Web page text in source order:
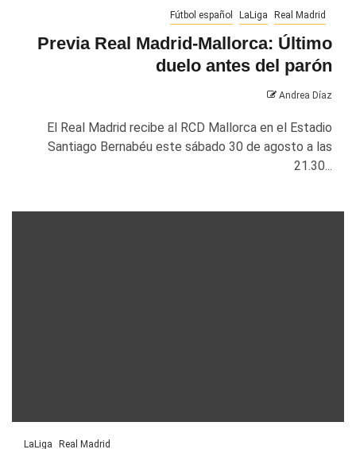
Fútbol español LaLiga Real Madrid
Previa Real Madrid-Mallorca: Último
duelo antes del parón
Andrea Díaz
El Real Madrid recibe al RCD Mallorca en el Estadio
Santiago Bernabéu este sábado 30 de agosto a las
21.30...
LaLiga Real Madrid